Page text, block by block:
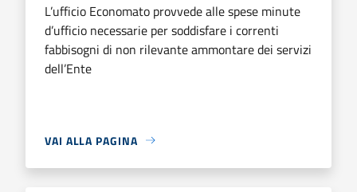
L’ufficio Economato provvede alle spese minute
d’ufficio necessarie per soddisfare i correnti
fabbisogni di non rilevante ammontare dei servizi
dell’Ente
VAI ALLA PAGINA